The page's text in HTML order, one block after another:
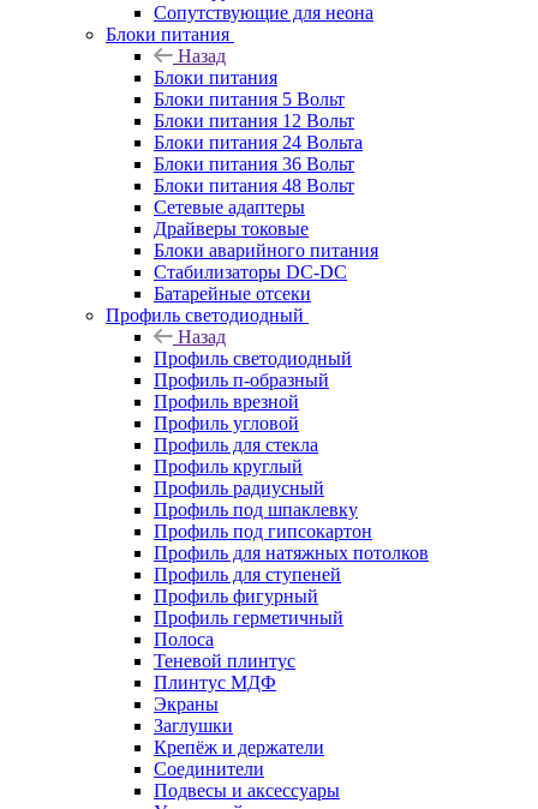
Сопутствующие для неона
Блоки питания
Назад
Блоки питания
Блоки питания 5 Вольт
Блоки питания 12 Вольт
Блоки питания 24 Вольта
Блоки питания 36 Вольт
Блоки питания 48 Вольт
Сетевые адаптеры
Драйверы токовые
Блоки аварийного питания
Стабилизаторы DC-DC
Батарейные отсеки
Профиль светодиодный
Назад
Профиль светодиодный
Профиль п-образный
Профиль врезной
Профиль угловой
Профиль для стекла
Профиль круглый
Профиль радиусный
Профиль под шпаклевку
Профиль под гипсокартон
Профиль для натяжных потолков
Профиль для ступеней
Профиль фигурный
Профиль герметичный
Полоса
Теневой плинтус
Плинтус МДФ
Экраны
Заглушки
Крепёж и держатели
Соединители
Подвесы и аксессуары